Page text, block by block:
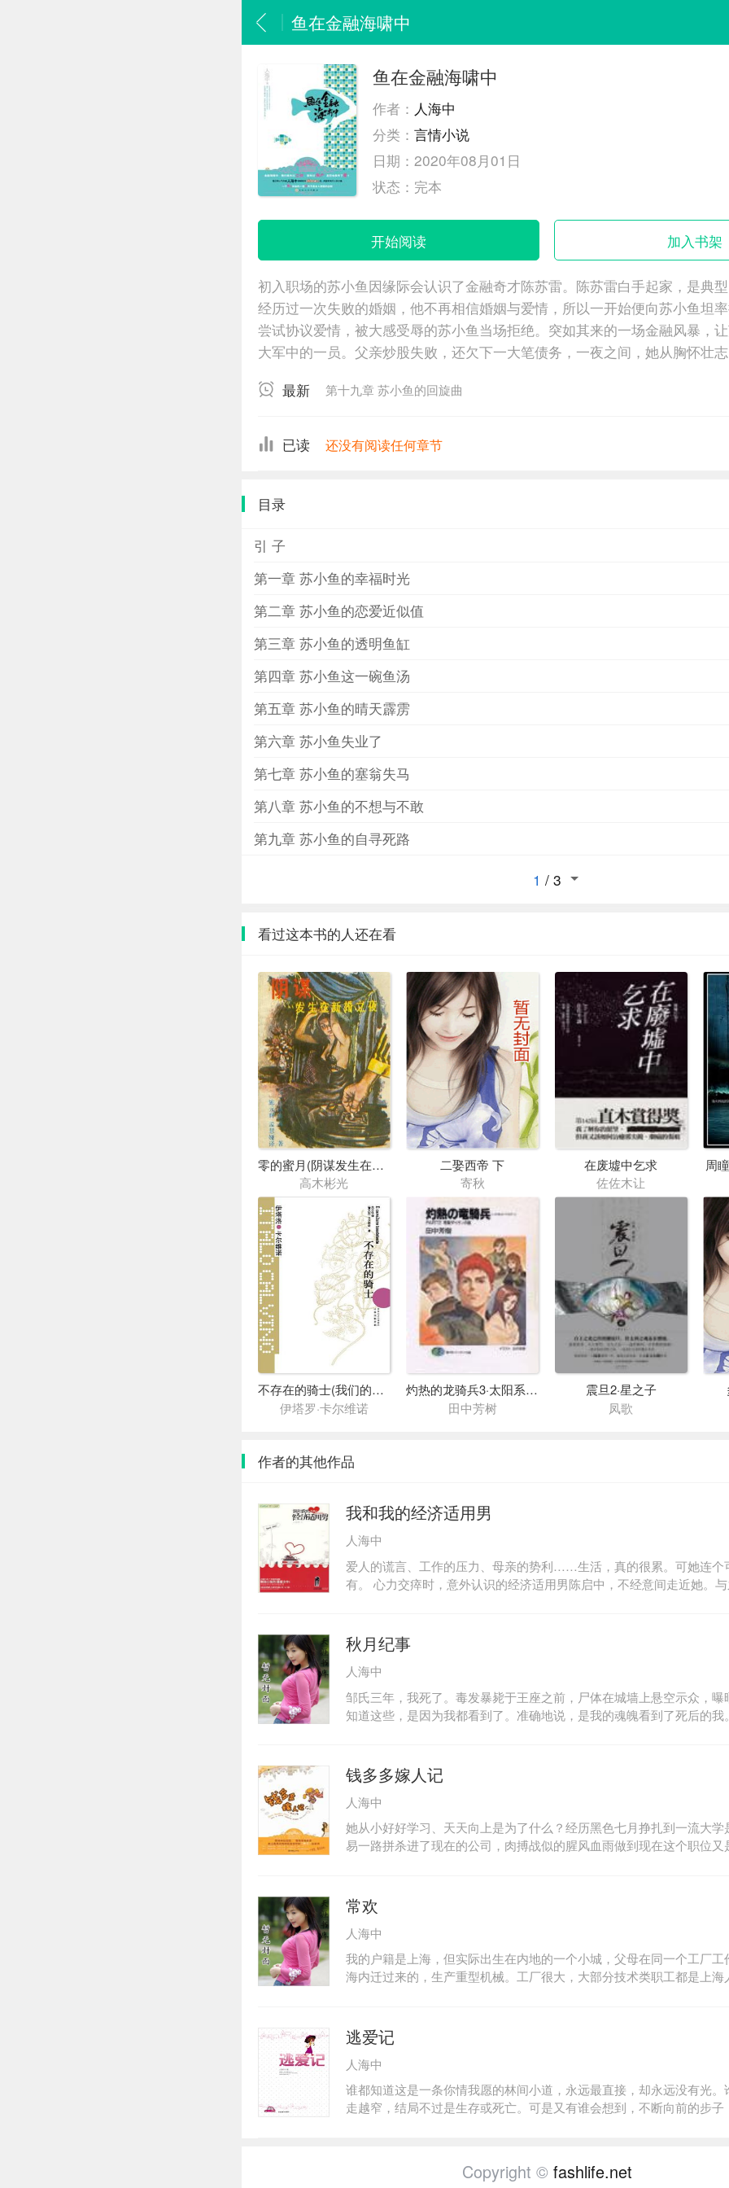
鱼在金融海啸中
鱼在金融海啸中
作者： 人海中
分类：言情小说
日期：2020年08月01日
状态： 完本
开始阅读 加入书架
初入职场的苏小鱼因缘际会认识了金融奇才陈苏雷。陈苏雷白手起家，是典
经历过一次失败的婚姻，他不再相信婚姻与爱情，所以一开始便向苏小鱼坦
尝试协议爱情，被大感受辱的苏小鱼当场拒绝。突如其来的一场金融风暴，
大军中的一员。父亲炒股失败，还欠下一大笔债务，一夜之间，她从胸怀壮
又回头找到了陈苏雷……她要走下去，可她要走到哪里去？走到他确定的终
最新 第十九章 苏小鱼的回旋曲
已读 还没有阅读任何章节
目录
引 子
第一章 苏小鱼的幸福时光
第二章 苏小鱼的恋爱近似值
第三章 苏小鱼的透明鱼缸
第四章 苏小鱼这一碗鱼汤
第五章 苏小鱼的晴天霹雳
第六章 苏小鱼失业了
第七章 苏小鱼的塞翁失马
第八章 苏小鱼的不想与不敢
第九章 苏小鱼的自寻死路
1 / 3
看过这本书的人还在看
零的蜜月(阴谋发生在新婚之夜)
高木彬光
二娶西帝 下
寄秋
在废墟中乞求
佐佐木让
周
不存在的骑士(我们的祖先1)
伊塔罗·卡尔维诺
灼热的龙骑兵3·太阳系之风
田中芳树
震旦2·星之子
凤歌
作者的其他作品
我和我的经济适用男
人海中
爱人的谎言、工作的压力、母亲的势利……生活，真的很累。可她连个
有。 心力交瘁时，意外认识的经济适用男陈启中，不经意间走近她。
品。她只要一个属于自己的家，一个疼爱自己的人，就够了。
秋月纪事
人海中
邹氏三年，我死了。毒发暴毙于王座之前，尸体在城墙上悬空示众，
知道这些，是因为我都看到了。准确地说，是我的魂魄看到了死后的
第一个念头是，原来人死离魂是这么回事，既不痛，也不冷，全不像
小的时候，有一段时间是极怕死的。那时候我还住在白灵山上，心爱
整整三天三夜。
钱多多嫁人记
人海中
她从小好好学习、天天向上是为了什么？经历黑色七月挣扎到一流大
易一路拼杀进了现在的公司，肉搏战似的腥风血雨做到现在这个职位
直销路不畅，正被母亲强硬逼婚中……是继续等待，还是将就一段平常
头衔，钱多多在十字路口徘徊，不知如何决定…… 2009年“胜女语录”
要怕大龄晚婚，很多人婚后照样装单身2月 爱就要勇敢表白，谁知道明
月 别人都在假装正经，我只有假装不正经4月 面对婚姻，女人不能低
时例外5月 大女人不可一日无犬，小女人不可一日无钱6月 不管大胸小
一点点儿赘肉没关系，杨贵妃照样迷死唐明皇8月 好的爱情是通过一个
的命运自己决定，算得好天注定，算不好是迷信 本书中的“胜女语录”部
F》杂志，特此声明。
常欢
人海中
我的户籍是上海，但实际出生在内地的一个小城，父母在同一个工厂
海内迁过来的，生产重型机械。工厂很大，大部分技术类职工都是上
黑色的巨大铁块，路口竖一块牌子，406厂一路。数千人的大厂，除了
人之外，剩余的工人大部分的都是从附近城镇里召来的，过去务农，
的黑瘦，憨厚乐天，上下班穿同样的工作服，面目模糊，很难分辨。
逃爱记
人海中
谁都知道这是一条你情我愿的林间小道，永远最直接，却永远没有光
走越窄，结局不过是生存或死亡。可是又有谁会想到，不断向前的步
Copyright © fashlife.net